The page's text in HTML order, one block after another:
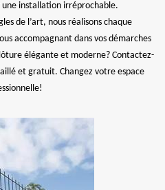
installation irréprochable.
de l’art, nous réalisons chaque
accompagnant dans vos démarches
élégante et moderne? Contactez-
et gratuit. Changez votre espace